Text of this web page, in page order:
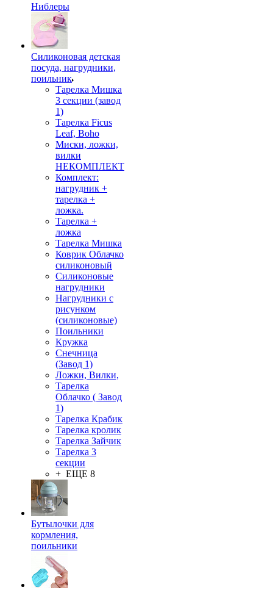
Ниблеры
Силиконовая детская
посуда, нагрудники,
поильник
Тарелка Мишка
3 секции (завод
1)
Тарелка Ficus
Leaf, Boho
Миски, ложки,
вилки
НЕКОМПЛЕКТ
Комплект:
нагрудник +
тарелка +
ложка.
Тарелка +
ложка
Тарелка Мишка
Коврик Облачко
силиконовый
Силиконовые
нагрудники
Нагрудники с
рисунком
(силиконовые)
Поильники
Кружка
Снечница
(Завод 1)
Ложки, Вилки,
Тарелка
Облачко ( Завод
1)
Тарелка Крабик
Тарелка кролик
Тарелка Зайчик
Тарелка 3
секции
+ ЕЩЕ 8
Бутылочки для
кормления,
поильники